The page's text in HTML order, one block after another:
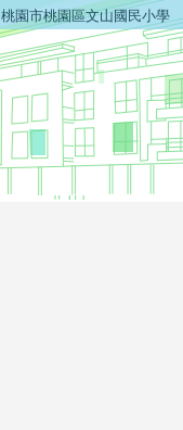
桃園市桃園區文山國民小學